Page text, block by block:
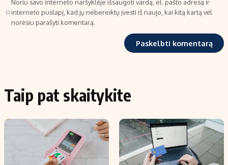
Noriu savo interneto naršyklėje išsaugoti vardą, el. pašto adresą ir
interneto puslapį, kad jų nebereiktų įvesti iš naujo, kai kitą kartą vėl
norėsiu parašyti komentarą.
Taip pat skaitykite